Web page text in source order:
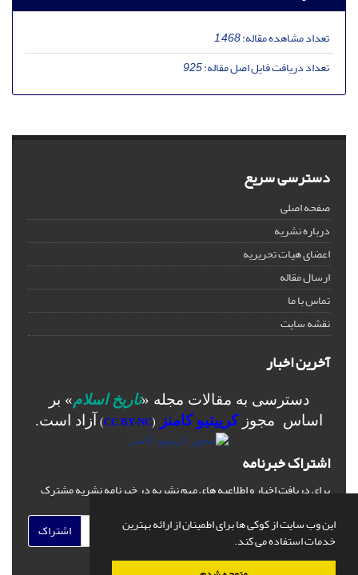
این وب سایت از کوکی ها برای اطمینان از ارائه بهترین
خدمات استفاده می کند.
تعداد مشاهده مقاله:1,468
تعداد دریافت فایل اصل مقاله:925
دسترسی سریع
صفحه اصلی
درباره نشریه
اعضای هیات تحریریه
ارسال مقاله
تماس با ما
نقشه سایت
آخرین اخبار
دسترسی به مقالات مجله «تاریخ اسلام» بر
اساس مجوزکرییتیو کامنز (
CC BY-NC
) آزاد است.
اشتراک خبرنامه
برای دریافت اخبار و اطلاعیه های مهم نشریه در خبرنامه نشریه مشترک
اشتراک